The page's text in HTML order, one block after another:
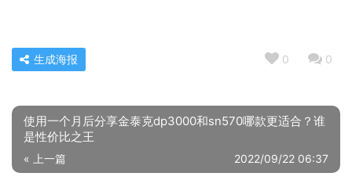
0 0
生成海报
使用一个月后分享金泰克dp3000和sn570哪款更适合？谁
是性价比之王
« 上一篇 2022/09/22 06:37